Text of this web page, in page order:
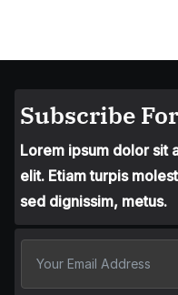
Subscribe
Lorem ipsum dolor sit
elit. Etiam turpis
sed dignissim, metus.